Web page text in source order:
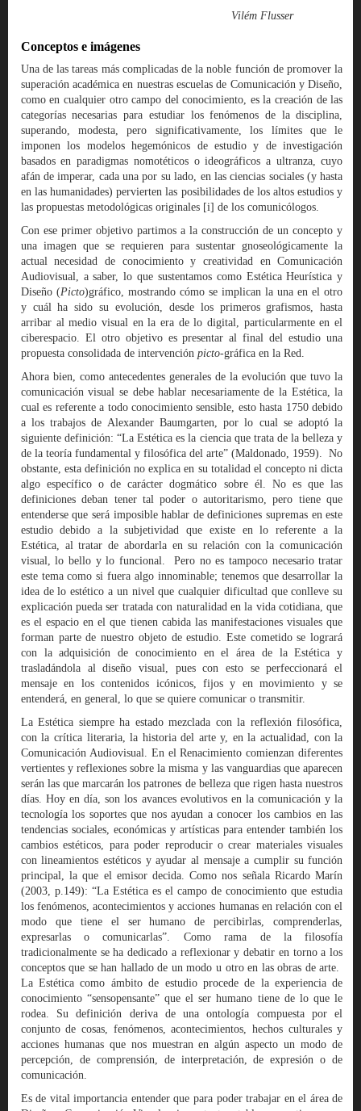
Vilém Flusser
Conceptos e imágenes
Una de las tareas más complicadas de la noble función de promover la
superación académica en nuestras escuelas de Comunicación y Diseño,
como en cualquier otro campo del conocimiento, es la creación de las
categorías necesarias para estudiar los fenómenos de la disciplina,
superando, modesta, pero significativamente, los límites que le
imponen los modelos hegemónicos de estudio y de investigación
basados en paradigmas nomotéticos o ideográficos a ultranza, cuyo
afán de imperar, cada una por su lado, en las ciencias sociales (y hasta
en las humanidades) pervierten las posibilidades de los altos estudios y
las propuestas metodológicas originales [i] de los comunicólogos.
Con ese primer objetivo partimos a la construcción de un concepto y
una imagen que se requieren para sustentar gnoseológicamente la
actual necesidad de conocimiento y creatividad en Comunicación
Audiovisual, a saber, lo que sustentamos como Estética Heurística y
Diseño (Picto)gráfico, mostrando cómo se implican la una en el otro
y cuál ha sido su evolución, desde los primeros grafismos, hasta
arribar al medio visual en la era de lo digital, particularmente en el
ciberespacio. El otro objetivo es presentar al final del estudio una
propuesta consolidada de intervención picto-gráfica en la Red.
Ahora bien, como antecedentes generales de la evolución que tuvo la
comunicación visual se debe hablar necesariamente de la Estética, la
cual es referente a todo conocimiento sensible, esto hasta 1750 debido
a los trabajos de Alexander Baumgarten, por lo cual se adoptó la
siguiente definición: “La Estética es la ciencia que trata de la belleza y
de la teoría fundamental y filosófica del arte” (Maldonado, 1959). No
obstante, esta definición no explica en su totalidad el concepto ni dicta
algo específico o de carácter dogmático sobre él. No es que las
definiciones deban tener tal poder o autoritarismo, pero tiene que
entenderse que será imposible hablar de definiciones supremas en este
estudio debido a la subjetividad que existe en lo referente a la
Estética, al tratar de abordarla en su relación con la comunicación
visual, lo bello y lo funcional. Pero no es tampoco necesario tratar
este tema como si fuera algo innominable; tenemos que desarrollar la
idea de lo estético a un nivel que cualquier dificultad que conlleve su
explicación pueda ser tratada con naturalidad en la vida cotidiana, que
es el espacio en el que tienen cabida las manifestaciones visuales que
forman parte de nuestro objeto de estudio. Este cometido se logrará
con la adquisición de conocimiento en el área de la Estética y
trasladándola al diseño visual, pues con esto se perfeccionará el
mensaje en los contenidos icónicos, fijos y en movimiento y se
entenderá, en general, lo que se quiere comunicar o transmitir.
La Estética siempre ha estado mezclada con la reflexión filosófica,
con la crítica literaria, la historia del arte y, en la actualidad, con la
Comunicación Audiovisual. En el Renacimiento comienzan diferentes
vertientes y reflexiones sobre la misma y las vanguardias que aparecen
serán las que marcarán los patrones de belleza que rigen hasta nuestros
días. Hoy en día, son los avances evolutivos en la comunicación y la
tecnología los soportes que nos ayudan a conocer los cambios en las
tendencias sociales, económicas y artísticas para entender también los
cambios estéticos, para poder reproducir o crear materiales visuales
con lineamientos estéticos y ayudar al mensaje a cumplir su función
principal, la que el emisor decida. Como nos señala Ricardo Marín
(2003, p.149): “La Estética es el campo de conocimiento que estudia
los fenómenos, acontecimientos y acciones humanas en relación con el
modo que tiene el ser humano de percibirlas, comprenderlas,
expresarlas o comunicarlas”. Como rama de la filosofía
tradicionalmente se ha dedicado a reflexionar y debatir en torno a los
conceptos que se han hallado de un modo u otro en las obras de arte.
La Estética como ámbito de estudio procede de la experiencia de
conocimiento “sensopensante” que el ser humano tiene de lo que le
rodea. Su definición deriva de una ontología compuesta por el
conjunto de cosas, fenómenos, acontecimientos, hechos culturales y
acciones humanas que nos muestran en algún aspecto un modo de
percepción, de comprensión, de interpretación, de expresión o de
comunicación.
Es de vital importancia entender que para poder trabajar en el área de